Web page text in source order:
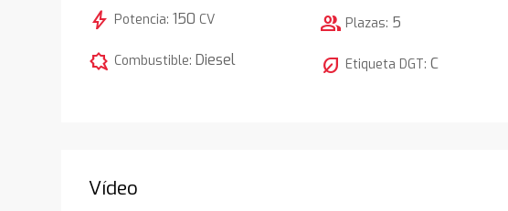
bolt Potencia:150 CV
comic_bubble Combustible:Diesel
group Plazas: 5
nest_eco_leaf Etiqueta DGT:C
Vídeo